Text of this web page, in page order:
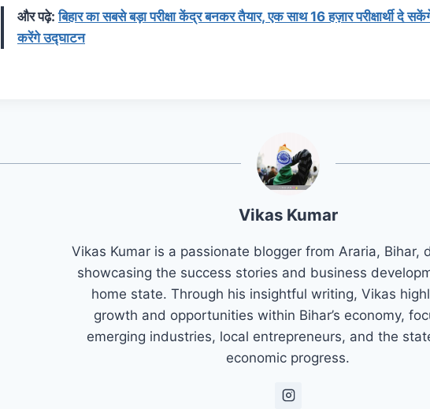
और पढ़े:बिहार का सबसे बड़ा परीक्षा केंद्र बनकर तैयार, एक साथ 16 हज़ार परीक्षार्थी दे
करेंगे उद्घाटन
Vikas Kumar
Vikas Kumar is a passionate blogger from Araria, Bihar,
showcasing the success stories and business
home state. Through his insightful writing, Vikas
growth and opportunities within Bihar’s economy,
emerging industries, local entrepreneurs, and the
economic progress.